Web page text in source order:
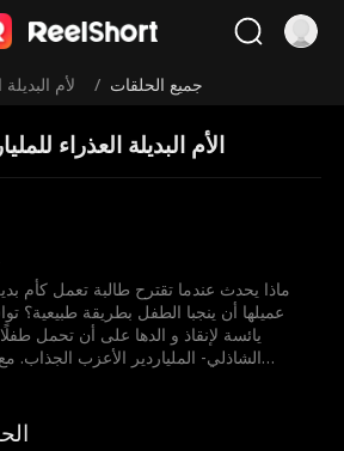
الأم
/ جميع الحلقات
الأم البديلة العذراء
ماذا يحدث عندما تقترح طالبة تعمل كأم
عميلها أن ينجبا الطفل بطريقة طبيعية؟
يائسة لإنقاذ و الدها على أن تحمل
الشاذلي- الملياردير الأعزب الجذاب.
طارق بنفس